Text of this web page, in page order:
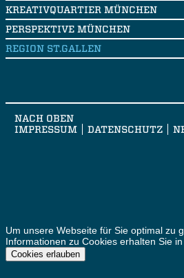
KREATIVQUARTIER MÜNCHEN
PERSPEKTIVE MÜNCHEN
REGION ST.GALLEN
NACH OBEN
IMPRESSUM
DATENSCHUTZ
Um unsere Webseite für Sie optimal zu
Informationen zu Cookies erhalten Sie